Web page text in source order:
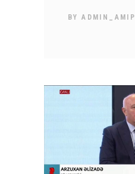
BYADMIN_AMIP